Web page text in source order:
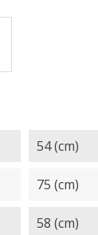
54 (cm)
75 (cm)
58 (cm)